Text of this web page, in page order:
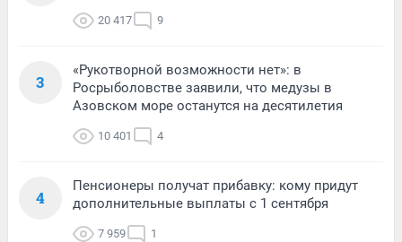
20 417 9
3
«Рукотворной возможности нет»: в
Росрыболовстве заявили, что медузы в
Азовском море останутся на десятилетия
10 401 4
4
Пенсионеры получат прибавку: кому придут
дополнительные выплаты с 1 сентября
7 959 1